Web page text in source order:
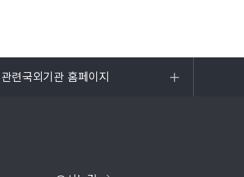
관련국외기관 홈페이지
목록